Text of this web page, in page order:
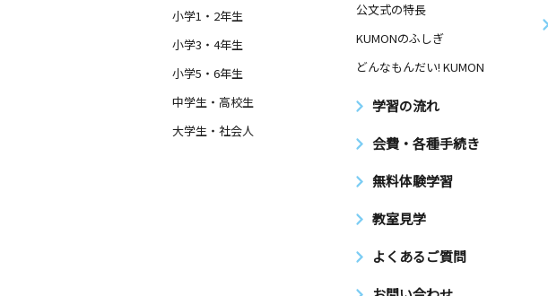
小学1・2年生
小学3・4年生
小学5・6年生
中学生・高校生
大学生・社会人
公文式の特長
KUMONのふしぎ
どんなもんだい! KUMON
学習の流れ
会費・各種手続き
無料体験学習
教室見学
よくあるご質問